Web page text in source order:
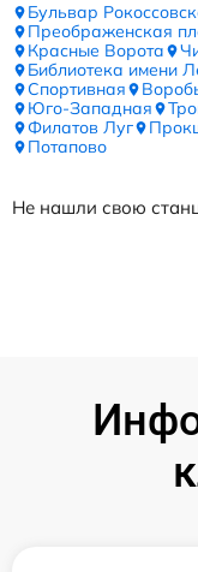
Бульвар
Преображенская
Красные Ворота
Библиотека имени
Спортивная
Юго-Западная
Филатов Луг
Потапово
Не нашли свою